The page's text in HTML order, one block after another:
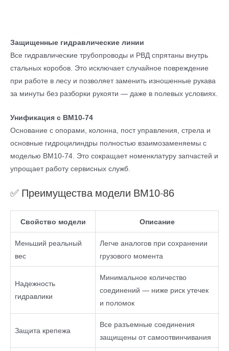
Защищенные гидравлические линии
Все гидравлические трубопроводы и РВД спрятаны внутрь
стальных коробов. Это исключает случайное повреждение
при работе в лесу и позволяет заменить изношенные рукава
за минуты без разборки рукояти — даже в полевых условиях.
Унификация с ВМ10-74
Основание с опорами, колонна, пост управления, стрела и
основные гидроцилиндры полностью взаимозаменяемы с
моделью ВМ10-74. Это сокращает номенклатуру запчастей и
упрощает работу сервисных служб.
✅ Преимущества модели ВМ10-86
Свойство модели Описание
Меньший реальный
вес
Легче аналогов при сохранении
грузового момента
Надежность
гидравлики
Минимальное количество
соединений — ниже риск утечек
и поломок
Защита крепежа
Все разъемные соединения
защищены от самоотвинчивания